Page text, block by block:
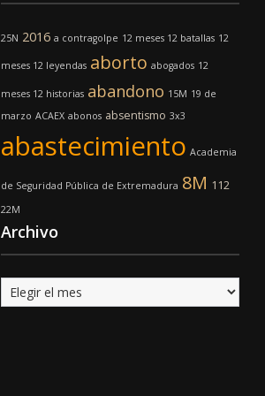
25N 2016 a contragolpe 12 meses 12 batallas 12
meses 12 leyendas aborto abogados 12
meses 12 historias abandono 15M 19 de
marzo ACAEX abonos absentismo 3x3
abastecimiento Academia
de Seguridad Pública de Extremadura 8M 112
22M
Archivo
Archivo